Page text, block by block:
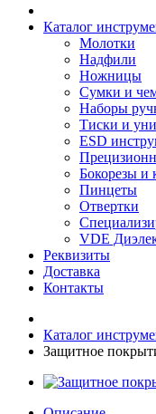
Каталог
Молотки
Надфили
Ножницы
Сумки и
Наборы
Тиски и
ESD
Бокорезы и
Пинцеты
Отвертки
VDE
Реквизиты
Доставка
Контакты
Каталог
Защитное